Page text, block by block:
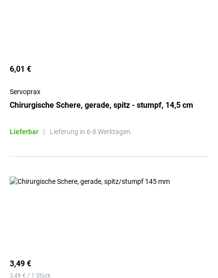
6,01 €
Servoprax
Chirurgische Schere, gerade, spitz - stumpf, 14,5 cm
Lieferbar | Lieferung in 6-8 Werktagen.
3,49 €
3,49 € / 1 Stück